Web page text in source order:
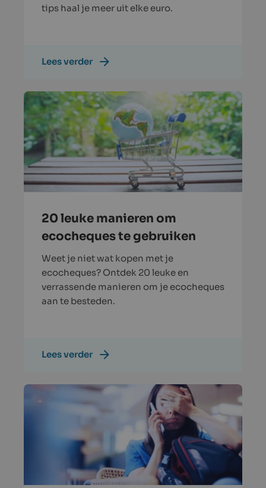
tips haal je meer uit elke euro.
Lees verder
20 leuke manieren om
ecocheques te gebruiken
Weet je niet wat kopen met je
ecocheques? Ontdek 20 leuke en
verrassende manieren om je ecocheques
aan te besteden.
Lees verder